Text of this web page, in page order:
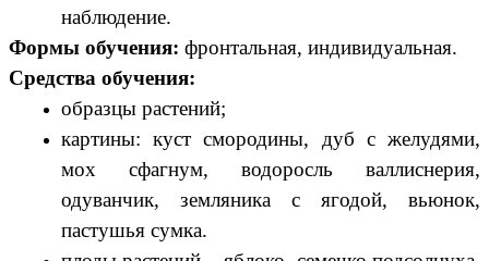
наблюдение.
Формы обучения: фронтальная, индивидуальная.
Средства обучения:
образцы растений;
картины: куст смородины, дуб с желудями,
мох сфагнум, водоросль валлиснерия,
одуванчик, земляника с ягодой, вьюнок,
пастушья сумка.